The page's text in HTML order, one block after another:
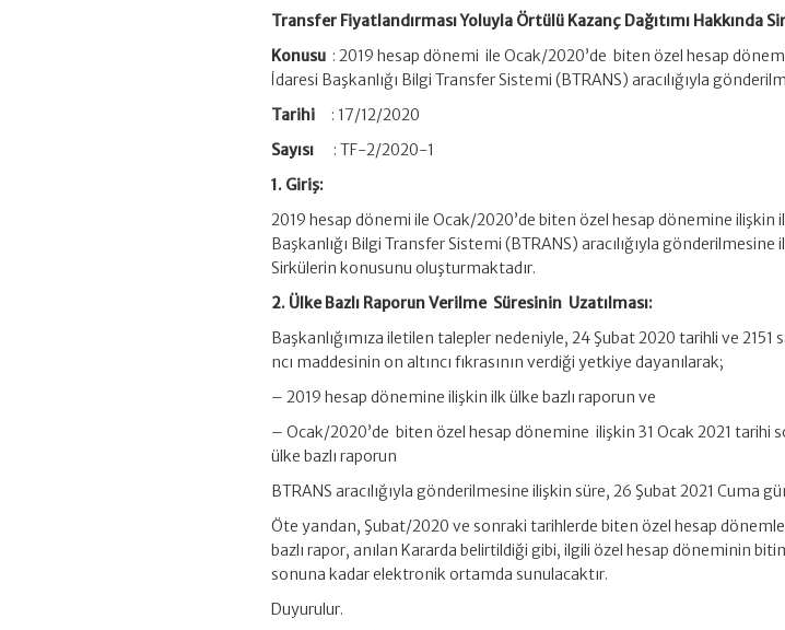
Transfer Fiyatlandırması Yoluyla Örtülü Kazanç Dağıtımı Hakkında
Konusu : 2019 hesap dönemi ile Ocak/2020’de biten özel hesap
İdaresi Başkanlığı Bilgi Transfer Sistemi (BTRANS) aracılığıyla
Tarihi : 17/12/2020
Sayısı : TF-2/2020-1
1. Giriş:
2019 hesap dönemi ile Ocak/2020’de biten özel hesap dönemine ilişkin
Başkanlığı Bilgi Transfer Sistemi (BTRANS) aracılığıyla gönderilmesine
Sirkülerin konusunu oluşturmaktadır.
2. Ülke Bazlı Raporun Verilme Süresinin Uzatılması:
Başkanlığımıza iletilen talepler nedeniyle, 24 Şubat 2020 tarihli ve 2151
ncı maddesinin on altıncı fıkrasının verdiği yetkiye dayanılarak;
– 2019 hesap dönemine ilişkin ilk ülke bazlı raporun ve
– Ocak/2020’de biten özel hesap dönemine ilişkin 31 Ocak 2021 tarihi
ülke bazlı raporun
BTRANS aracılığıyla gönderilmesine ilişkin süre, 26 Şubat 2021 Cuma
Öte yandan, Şubat/2020 ve sonraki tarihlerde biten özel hesap
bazlı rapor, anılan Kararda belirtildiği gibi, ilgili özel hesap döneminin
sonuna kadar elektronik ortamda sunulacaktır.
Duyurulur.